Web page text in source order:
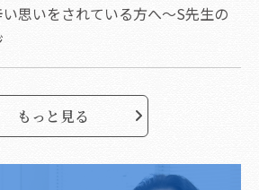
思いをされている方へ～S先生の
もっと見る